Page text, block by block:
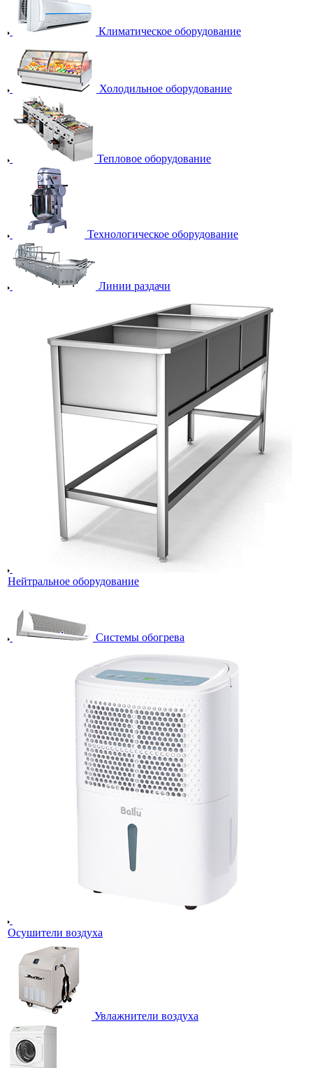
Климатическое оборудование
Холодильное оборудование
Тепловое оборудование
Технологическое оборудование
Линии раздачи
Нейтральное оборудование
Системы обогрева
Осушители воздуха
Увлажнители воздуха